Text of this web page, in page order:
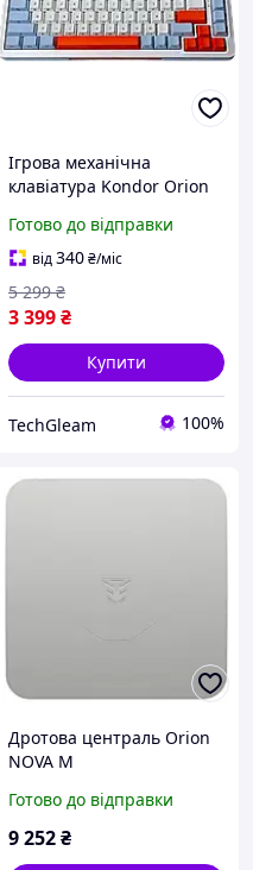
Ігрова механічна
клавіатура Kondor Orion
підключення / Grey Silent
Switch / White
Готово до відправки
від340₴/міс
3 399₴
5 299 ₴
Купити
TechGleam 100%
Дротова централь Orion
NOVA M
Готово до відправки
9 252₴